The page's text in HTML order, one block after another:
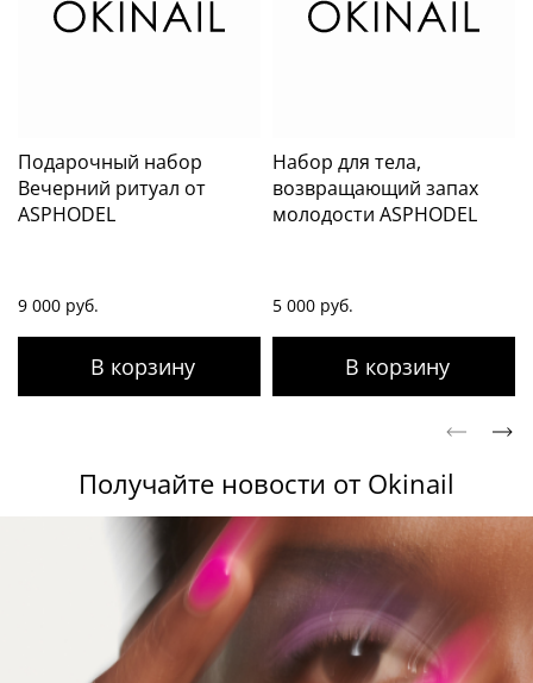
Подарочный набор
Вечерний ритуал от
ASPHODEL
9 000 руб.
Набор для тела,
возвращающий запах
молодости ASPHODEL
5 000 руб.
Получайте новости от Okinail